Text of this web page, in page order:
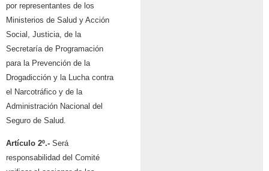
por representantes de los
Ministerios de Salud y Acción
Social, Justicia, de la
Secretaría de Programación
para la Prevención de la
Drogadicción y la Lucha contra
el Narcotráfico y de la
Administración Nacional del
Seguro de Salud.
Artículo 2º.- Será
responsabilidad del Comité